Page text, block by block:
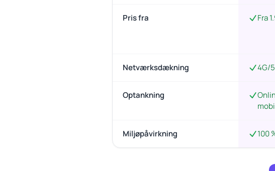
Pris fra Fra
Netværksdækning 4G/
Optankning
Miljøpåvirkning 100